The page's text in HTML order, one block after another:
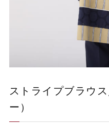
ストライプブラウ
ー）